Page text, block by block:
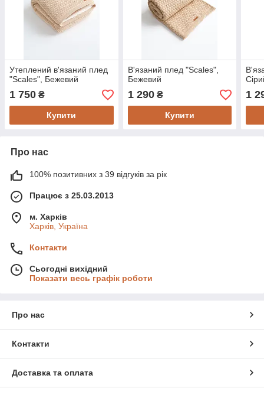
Утеплений в'язаний плед
"Scales", Бежевий
1 750 ₴
Купити
В'язаний плед "Scales",
Бежевий
1 290₴
Купити
1
Про нас
100% позитивних з 39 відгуків за рік
Працює з 25.03.2013
м. Харків
Харків, Україна
Контакти
Сьогодні вихідний
Показати весь графік роботи
Про нас
Контакти
Доставка та оплата